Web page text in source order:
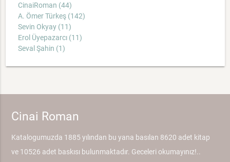
CinaiRoman (44)
A. Ömer Türkeş (142)
Sevin Okyay (11)
Erol Üyepazarcı (11)
Seval Şahin (1)
Cinai Roman
Katalogumuzda 1885 yılından bu yana basılan 8620 adet kitap
ve 10526 adet baskısı bulunmaktadır. Geceleri okumayınız!..